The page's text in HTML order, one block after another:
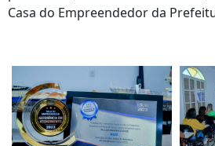
Casa do Empreendedor da